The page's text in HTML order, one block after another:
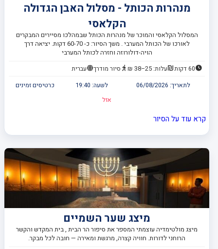
מנהרות הכותל - מסלול האבן הגדולה
הקלאסי
המסלול הקלאסי והמוכר של מנהרות הכותל שבמהלכו מסיירים המבקרים
לאורכו של הכותל המערבי . משך הסיור: כ- 60-70 דקות. יציאה דרך
הויה-דולורוזה וחזרה לכותל המערבי
60 דקות עלות: 25–38 ₪ סיור מודרך
עברית
לתאריך: 06/08/2026 לשעה: 19:40
כרטיסים זמינים
אזל
קרא עוד על הסיור
מיצג שער השמיים
מיצג מולטימדיה עוצמתי המספר את סיפור הר הבית , בית המקדש והקשר
הרוחני לדורות. חוויה קצרה, מרגשת ומאירה — חובה לכל מבקר.